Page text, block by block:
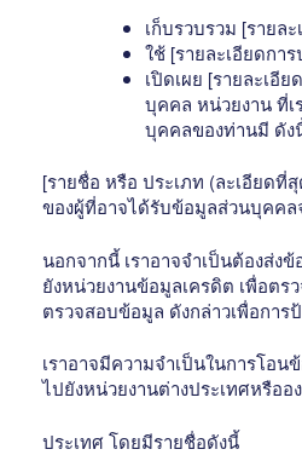
เก็บรวบรวม [รายล
ใช้ [รายละเอียดกา
เปิดเผย [รายละเอี
บุคคล หน่วยงาน ที่เ
บุคคลของท่านมี ดัง
[รายชื่อ หรือ ประเภท (ละเอียดที่
ของผู้ที่อาจได้รับข้อมูลส่วนบุคคล
นอกจากนี้ เราอาจจำเป็นต้องส่ง
ยังหน่วยงานข้อมูลเครดิต เพื่อตร
ตรวจสอบข้อมูล ดังกล่าวเพื่อการ
เราอาจมีความจำเป็นในการโอ
ไปยังหน่วยงานต่างประเทศหรืออ
ประเทศ โดยมีรายชื่อดังนี้